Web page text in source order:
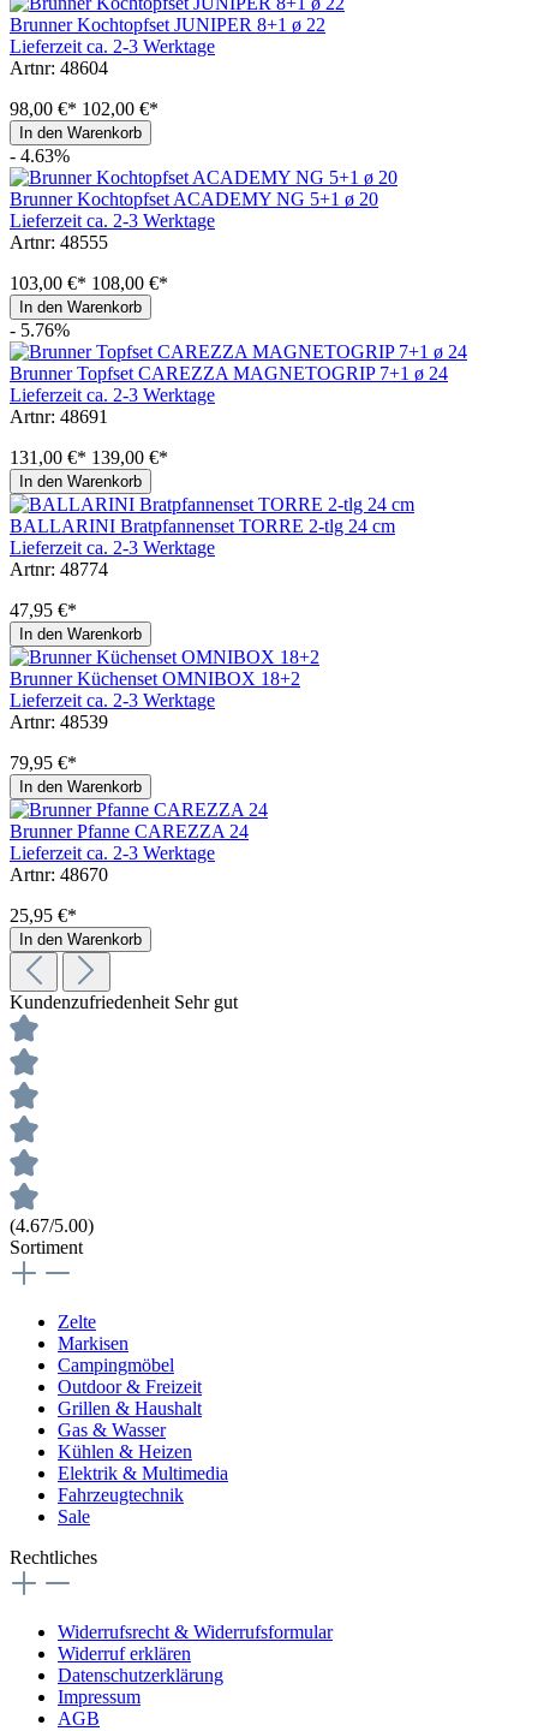
Brunner Kochtopfset JUNIPER 8+1 ø 22
Lieferzeit ca. 2-3 Werktage
Artnr: 48604
98,00 €* 102,00 €*
In den Warenkorb
- 4.63%
Brunner Kochtopfset ACADEMY NG 5+1 ø 20
Lieferzeit ca. 2-3 Werktage
Artnr: 48555
103,00 €* 108,00 €*
In den Warenkorb
- 5.76%
Brunner Topfset CAREZZA MAGNETOGRIP 7+1 ø 24
Lieferzeit ca. 2-3 Werktage
Artnr: 48691
131,00 €* 139,00 €*
In den Warenkorb
BALLARINI Bratpfannenset TORRE 2-tlg 24 cm
Lieferzeit ca. 2-3 Werktage
Artnr: 48774
47,95 €*
In den Warenkorb
Brunner Küchenset OMNIBOX 18+2
Lieferzeit ca. 2-3 Werktage
Artnr: 48539
79,95 €*
In den Warenkorb
Brunner Pfanne CAREZZA 24
Lieferzeit ca. 2-3 Werktage
Artnr: 48670
25,95 €*
In den Warenkorb
Kundenzufriedenheit Sehr gut
(4.67/5.00)
Sortiment
Zelte
Markisen
Campingmöbel
Outdoor & Freizeit
Grillen & Haushalt
Gas & Wasser
Kühlen & Heizen
Elektrik & Multimedia
Fahrzeugtechnik
Sale
Rechtliches
Widerrufsrecht & Widerrufsformular
Widerruf erklären
Datenschutzerklärung
Impressum
AGB